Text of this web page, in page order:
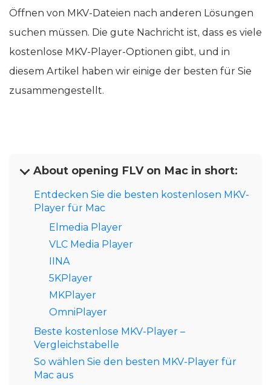
Öffnen von MKV-Dateien nach anderen Lösungen
suchen müssen. Die gute Nachricht ist, dass es viele
kostenlose MKV-Player-Optionen gibt, und in
diesem Artikel haben wir einige der besten für Sie
zusammengestellt.
About opening FLV on Mac in short:
Entdecken Sie die besten kostenlosen MKV-
Player für Mac
Elmedia Player
VLC Media Player
IINA
5KPlayer
MKPlayer
OmniPlayer
Beste kostenlose MKV-Player –
Vergleichstabelle
So wählen Sie den besten MKV-Player für
Mac aus